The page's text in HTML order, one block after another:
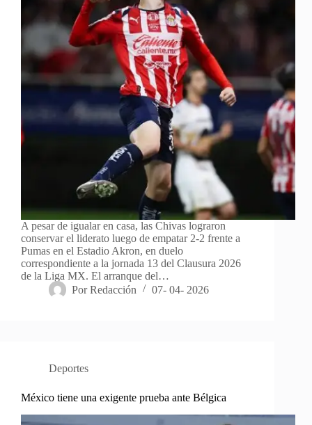
A pesar de igualar en casa, las Chivas lograron
conservar el liderato luego de empatar 2-2 frente a
Pumas en el Estadio Akron, en duelo
correspondiente a la jornada 13 del Clausura 2026
de la Liga MX. El arranque del…
Por Redacción 07- 04- 2026
Deportes
México tiene una exigente prueba ante Bélgica